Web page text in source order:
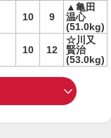
10 9
▲亀田
温心
(51.0kg)
10 12
☆川又
賢治
(53.0kg)